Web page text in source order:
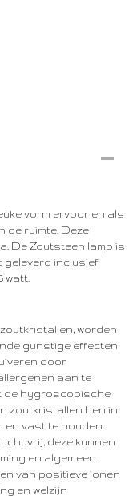
vorm ervoor en als
de ruimte. Deze
De Zoutsteen lamp is
geleverd inclusief
watt.
worden
gunstige effecten
door
aan te
de hygroscopische
zoutkristallen hen in
vast te houden.
vrij, deze kunnen
en algemeen
van positieve ionen
en welzijn